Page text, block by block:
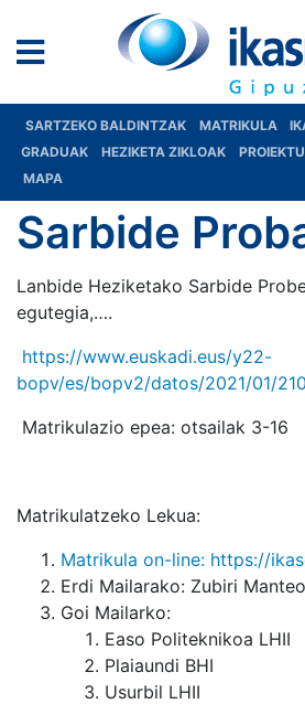
SARTZEKO BALDINTZAK MATRIKULA
GRADUAK
HEZIKETA ZIKLOAK
MAPA
Sarbide
Lanbide Heziketako Sarbide
egutegia,….
https://www.euskadi.eus/y22-
bopv/es/bopv2/datos/2021/01/
Matrikulazio epea: otsailak 3-16
Matrikulatzeko Lekua:
Matrikula on-line: https://
Erdi Mailarako: Zubiri
Goi Mailarko:
Easo Politeknikoa LHII
Plaiaundi BHI
Usurbil LHII